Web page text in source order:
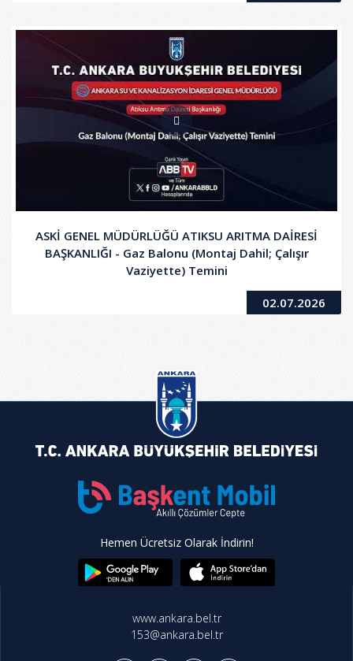
ASKİ GENEL MÜDÜRLÜĞÜ ATIKSU ARITMA DAİRESİ
BAŞKANLIĞI - Gaz Balonu (Montaj Dahil; Çalışır
Vaziyette) Temini
02.07.2026
Hemen Ücretsiz Olarak İndirin!
www.ankara.bel.tr
153@ankara.bel.tr